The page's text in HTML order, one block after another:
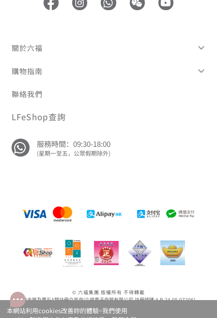
關於六福
購物指南
聯絡我們
LFeShop查詢
服務時間：09:30-18:00
(星期一至五，公眾假期除外)
© 六福集團 版權所有 不得轉載
貴金屬及寶石A類註冊交易商(六福電子商貿有限公司-註冊號碼:A-B-24-05-07206)
貴金屬及寶石B類註冊交易商(六福集團有限公司-註冊號碼:B-B-24-05-07258; 六福珠寶金行(香港)
有限公司-註冊號碼:B-B-24-05-07259)
本網站利用cookies改善妳的體驗￮我們使用